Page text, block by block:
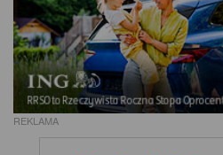
REKLAMA